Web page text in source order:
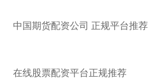
中国期货配资公司 正规平台推荐
在线股票配资平台正规推荐